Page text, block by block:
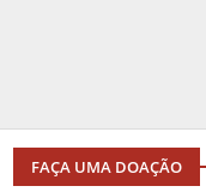
FAÇA UMA DOAÇÃO